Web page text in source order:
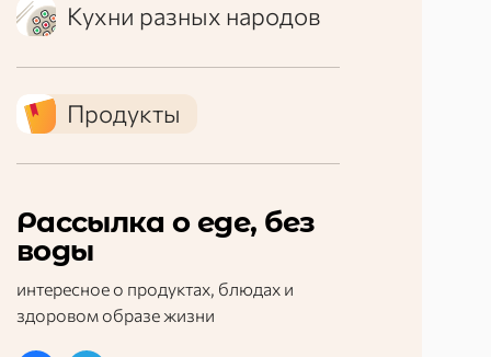
Кухни разных народов
Продукты
Рассылка о еде, без
воды
интересное о продуктах, блюдах и
здоровом образе жизни